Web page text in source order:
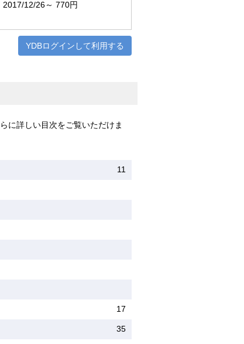
2017/12/26～ 770円
YDBログインして利用する
に詳しい目次をご覧いただけま
11
17
35